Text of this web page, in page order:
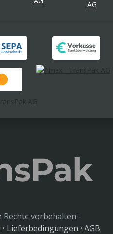
Rechte vorbehalten -
• Lieferbedingungen • AGB